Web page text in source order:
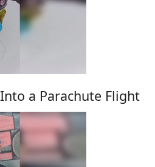
a Parachute Flight